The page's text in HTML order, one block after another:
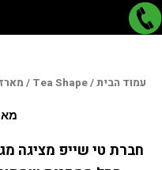
עמוד הבית/
Tea Shape
/
חברת טי שייפ מציגה